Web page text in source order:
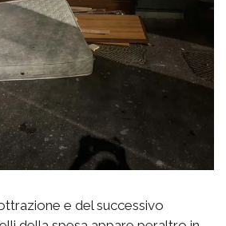
e del successivo